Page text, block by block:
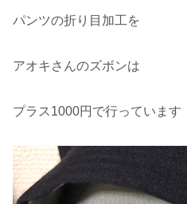
パンツの折り目加工を
アオキさんのズボンは
プラス1000円で行っています